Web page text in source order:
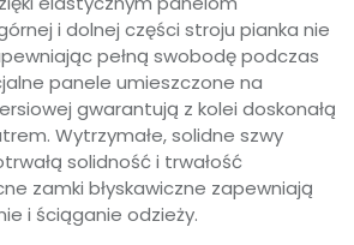
i dolnej części stroju pianka nie
pełną swobodę podczas
panele umieszczone na
gwarantują z kolei doskonałą
Wytrzymałe, solidne szwy
solidność i trwałość
zamki błyskawiczne zapewniają
i ściąganie odzieży.